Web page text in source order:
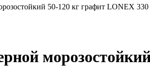
50-120 кг графит LONEX